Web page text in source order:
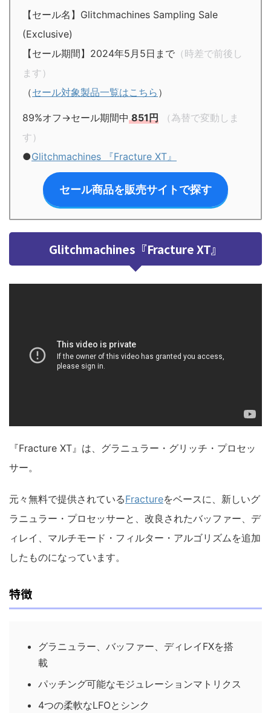
【セール名】Glitchmachines Sampling Sale
(Exclusive)
【セール期間】2024年5月5日まで （時差で前後し
ます）
（セール対象製品一覧はこちら ）
89%オフ→セール期間中851円
（為替で変動しま
す）
●Glitchmachines 『Fracture XT』
セール商品を販売サイトで探す
Glitchmachines『Fracture XT』
『Fracture XT』は、グラニュラー・グリッチ・プロセッ
サー。
元々無料で提供されているFractureをベースに、新しいグ
ラニュラー・プロセッサーと、改良されたバッファー、デ
ィレイ、マルチモード・フィルター・アルゴリズムを追加
したものになっています。
特徴
グラニュラー、バッファー、ディレイFXを搭
載
パッチング可能なモジュレーションマトリクス
4つの柔軟なLFOとシンク